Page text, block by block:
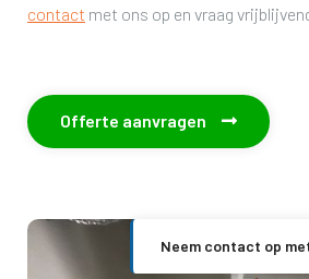
contact met ons op en vraag
Offerte aanvragen 
Neem contact op